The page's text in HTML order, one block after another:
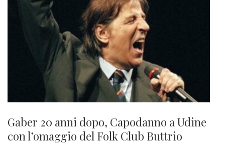
Gaber 20 anni dopo, Capodanno a Udine
con l’omaggio del Folk Club Buttrio